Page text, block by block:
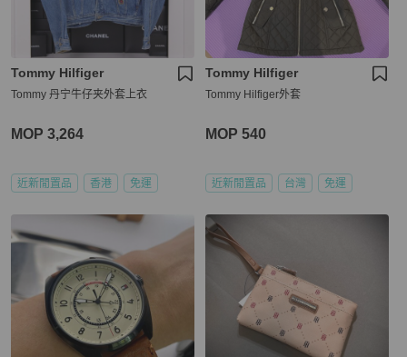
Tommy Hilfiger
Tommy 丹宁牛仔夹外套上衣
MOP 3,264
近新閒置品 香港 免運
Tommy Hilfiger
Tommy Hilfiger外套
MOP 540
近新閒置品 台灣 免運